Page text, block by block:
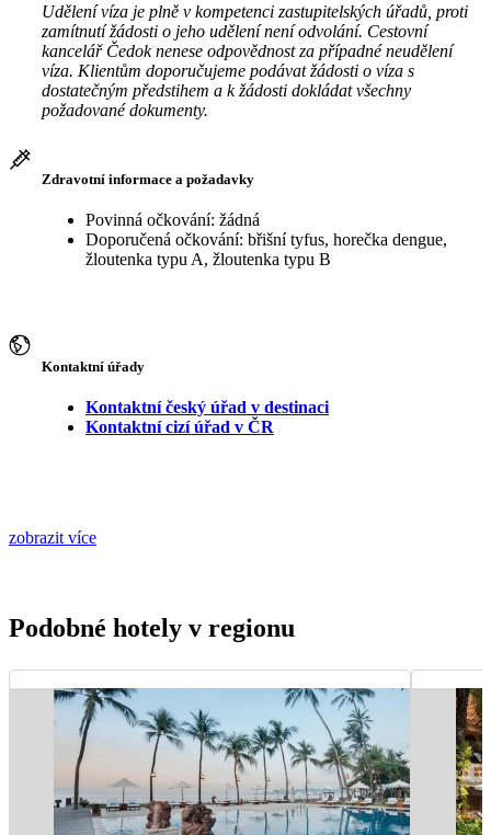
Udělení víza je plně v kompetenci zastupitelských úřadů, proti
zamítnutí žádosti o jeho udělení není odvolání. Cestovní
kancelář Čedok nenese odpovědnost za případné neudělení
víza. Klientům doporučujeme podávat žádosti o víza s
dostatečným předstihem a k žádosti dokládat všechny
požadované dokumenty.
Zdravotní informace a požadavky
Povinná očkování: žádná
Doporučená očkování: břišní tyfus, horečka dengue,
žloutenka typu A, žloutenka typu B
Kontaktní úřady
Kontaktní český úřad v destinaci
Kontaktní cizí úřad v ČR
zobrazit více
Podobné hotely v regionu